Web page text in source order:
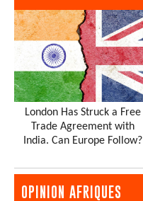
London Has Struck a Free
Trade Agreement with
India. Can Europe Follow?
OPINION AFRIQUES